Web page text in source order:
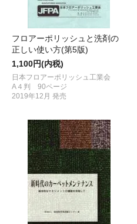
フロアーポリッシュと洗剤の
正しい使い方(第5版)
1,100円(内税)
日本フロアーポリッシュ工業会
A４判 90ページ
2019年12月 発売